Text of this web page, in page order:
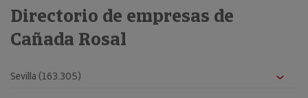
Directorio de empresas de
Cañada Rosal